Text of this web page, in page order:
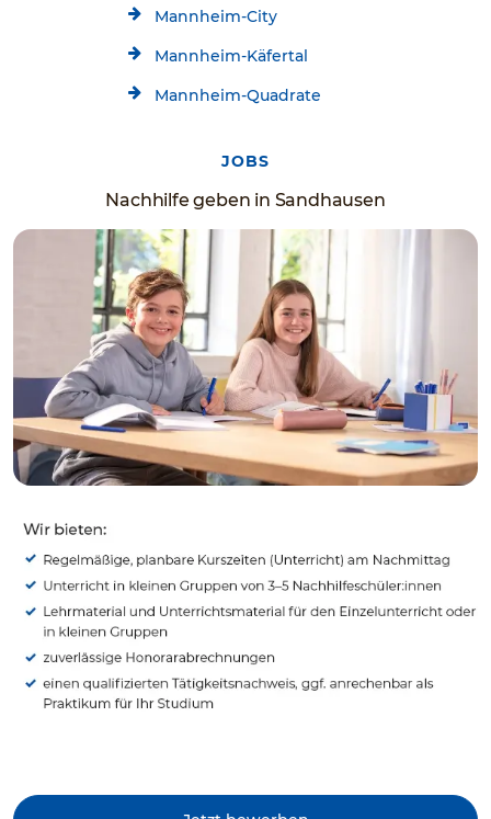
Mannheim-City
Mannheim-Käfertal
Mannheim-Quadrate
JOBS
Nachhilfe geben in Sandhausen